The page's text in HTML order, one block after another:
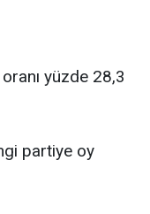
yüzde 28,3
partiye oy